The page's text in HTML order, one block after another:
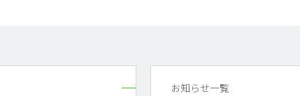
お知らせ一覧